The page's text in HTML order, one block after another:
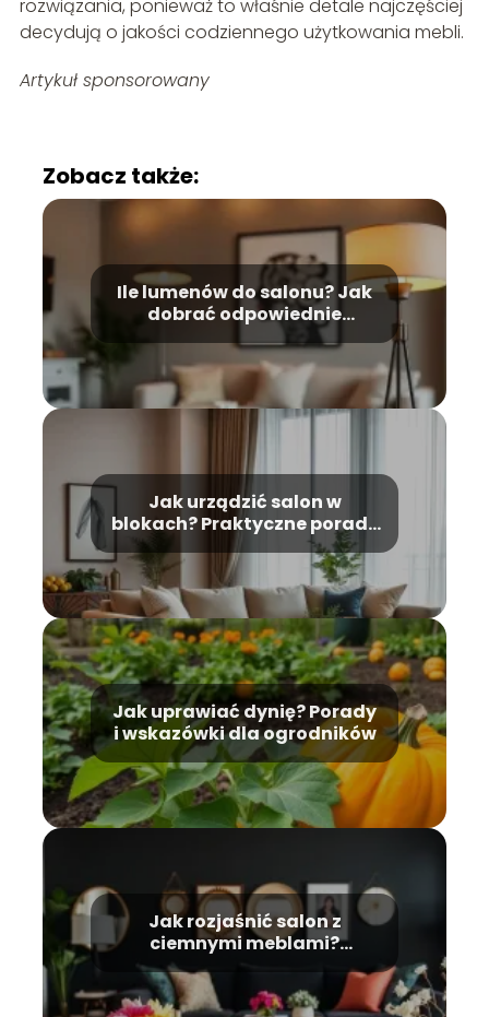
rozwiązania, ponieważ to właśnie detale najczęściej
decydują o jakości codziennego użytkowania mebli.
Artykuł sponsorowany
Zobacz także:
Ile lumenów do salonu? Jak
dobrać odpowiednie
Jak urządzić salon w
blokach? Praktyczne porady
i inspiracje
Jak uprawiać dynię? Porady
i wskazówki dla ogrodników
Jak rozjaśnić salon z
ciemnymi meblami?
Sprawdzone porady i
inspiracje